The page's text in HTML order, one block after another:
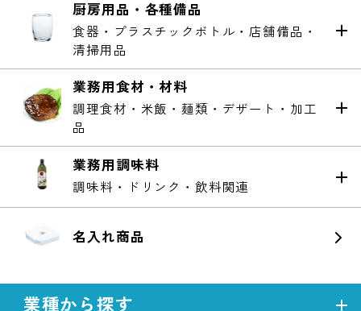
厨房用品・各種備品
食器・プラスチックボトル・店舗備品・
清掃用品
業務用食材・材料
調理食材・米飯・麺類・デザート・加工
品
業務用調味料
調味料・ドリンク・飲料関連
名入れ商品
業種から探す